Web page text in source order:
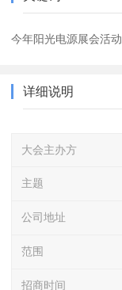
今年阳光电源展会活动
详细说明
大会主办方
主题
公司地址
范围
招商时间